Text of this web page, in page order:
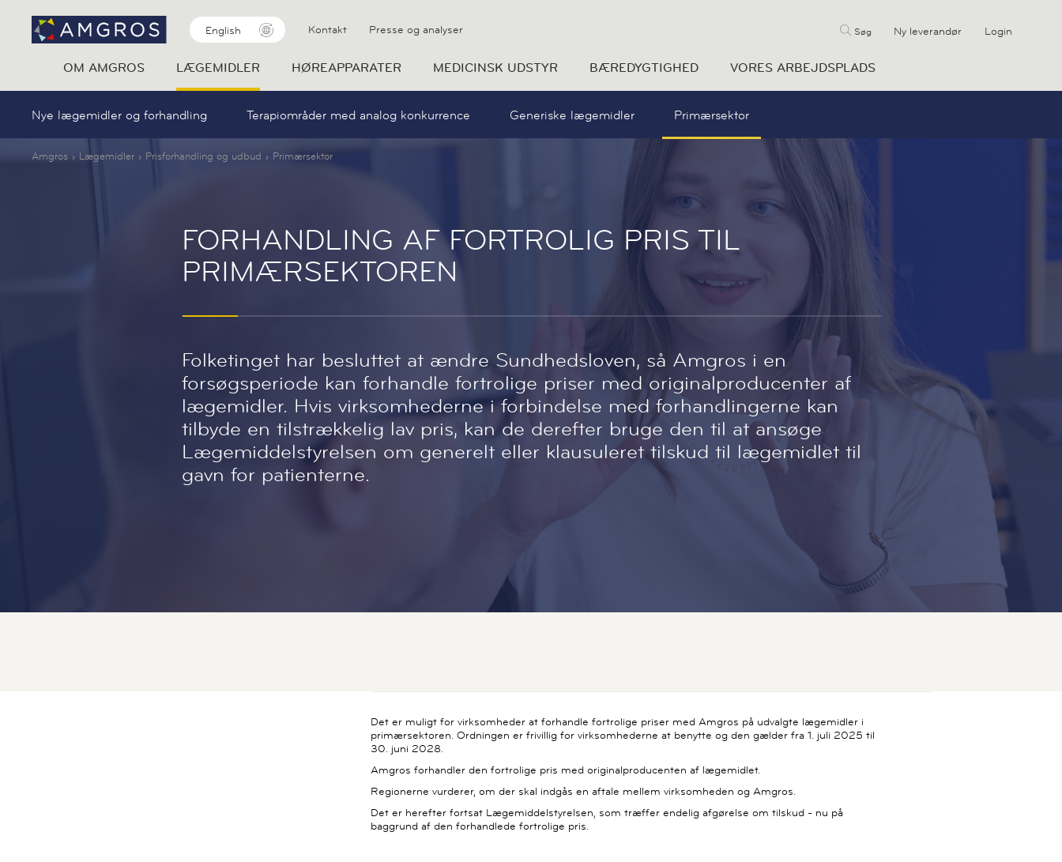
English Kontakt Presse og analyser Søg Ny leverandør Login
OM AMGROS LÆGEMIDLER HØREAPPARATER MEDICINSK UDSTYR BÆREDYGTIGHED VORES ARBEJDSPLADS
Nye lægemidler og forhandling Terapiområder med analog konkurrence Generiske lægemidler Primærsektor
Amgros Lægemidler Prisforhandling og udbud Primærsektor
FORHANDLING AF FORTROLIG PRIS TIL
PRIMÆRSEKTOREN
Folketinget har besluttet at ændre Sundhedsloven, så Amgros i en
forsøgsperiode kan forhandle fortrolige priser med originalproducenter af
lægemidler. Hvis virksomhederne i forbindelse med forhandlingerne kan
tilbyde en tilstrækkelig lav pris, kan de derefter bruge den til at ansøge
Lægemiddelstyrelsen om generelt eller klausuleret tilskud til lægemidlet til
gavn for patienterne.
Det er muligt for virksomheder at forhandle fortrolige priser med Amgros på udvalgte lægemidler i
primærsektoren. Ordningen er frivillig for virksomhederne at benytte og den gælder fra 1. juli 2025 til
30. juni 2028.
Amgros forhandler den fortrolige pris med originalproducenten af lægemidlet.
Regionerne vurderer, om der skal indgås en aftale mellem virksomheden og Amgros.
Det er herefter fortsat Lægemiddelstyrelsen, som træffer endelig afgørelse om tilskud - nu på
baggrund af den forhandlede fortrolige pris.